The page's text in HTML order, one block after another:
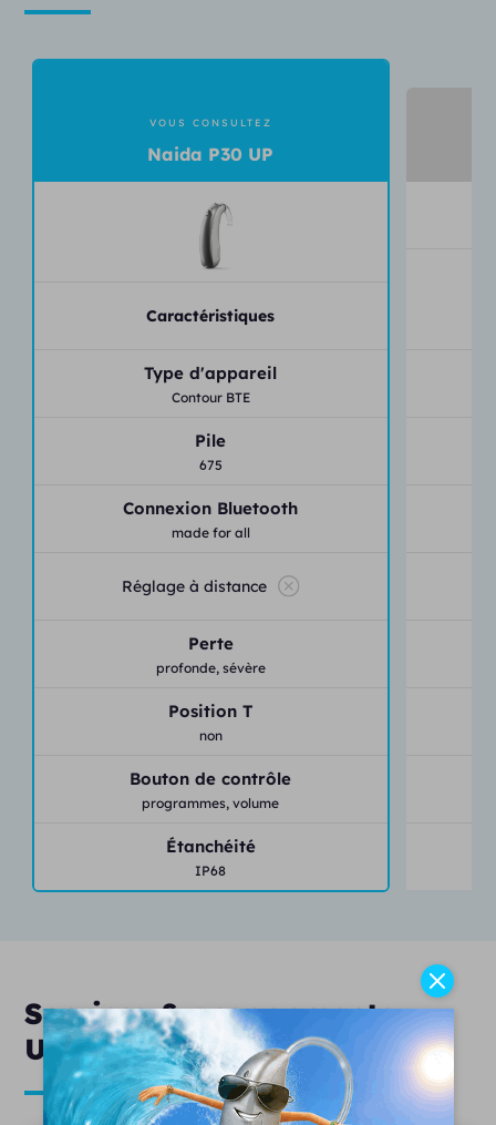
VOUS CONSULTEZ
Naida P30 UP
Caractéristiques
Type d'appareil
Contour BTE
Pile
675
Connexion Bluetooth
made for all
Réglage à distance
Perte
profonde, sévère
Position T
non
Bouton de contrôle
programmes, volume
Étanchéité
IP68
Services & engagements
Unisson